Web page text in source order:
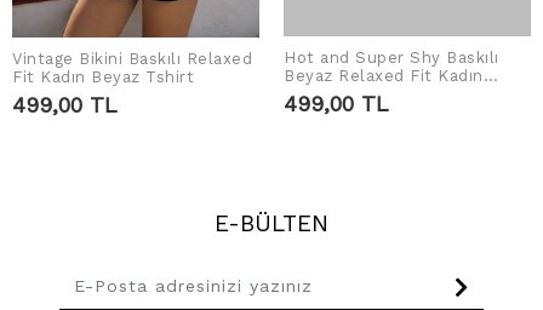
SEPETE EKLE
Vintage Bikini Baskılı Relaxed
Fit Kadın Beyaz Tshirt
499,00 TL
SEPETE EKLE
Hot and Super Shy Baskılı
Beyaz Relaxed Fit Kadın
Tshirt
499,00 TL
E-BÜLTEN